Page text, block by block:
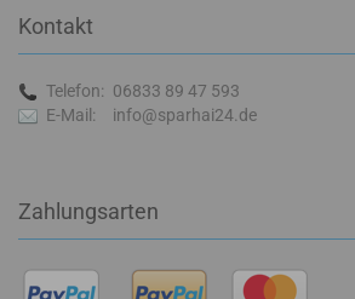
Kontakt
Telefon: 06833 89 47 593
E-Mail:
info@sparhai24.de
Zahlungsarten